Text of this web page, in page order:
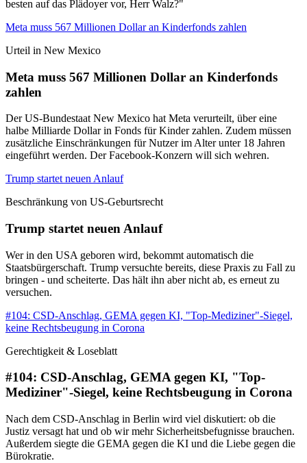
besten auf das Plädoyer vor, Herr Walz?"
Meta muss 567 Millionen Dollar an Kinderfonds zahlen
Urteil in New Mexico
Meta muss 567 Millionen Dollar an Kinderfonds
zahlen
Der US-Bundestaat New Mexico hat Meta verurteilt, über eine
halbe Milliarde Dollar in Fonds für Kinder zahlen. Zudem müssen
zusätzliche Einschränkungen für Nutzer im Alter unter 18 Jahren
eingeführt werden. Der Facebook-Konzern will sich wehren.
Trump startet neuen Anlauf
Beschränkung von US-Geburtsrecht
Trump startet neuen Anlauf
Wer in den USA geboren wird, bekommt automatisch die
Staatsbürgerschaft. Trump versuchte bereits, diese Praxis zu Fall zu
bringen - und scheiterte. Das hält ihn aber nicht ab, es erneut zu
versuchen.
#104: CSD-Anschlag, GEMA gegen KI, "Top-Mediziner"-Siegel,
keine Rechtsbeugung in Corona
Gerechtigkeit & Loseblatt
#104: CSD-Anschlag, GEMA gegen KI, "Top-
Mediziner"-Siegel, keine Rechtsbeugung in Corona
Nach dem CSD-Anschlag in Berlin wird viel diskutiert: ob die
Justiz versagt hat und ob wir mehr Sicherheitsbefugnisse brauchen.
Außerdem siegte die GEMA gegen die KI und die Liebe gegen die
Bürokratie.